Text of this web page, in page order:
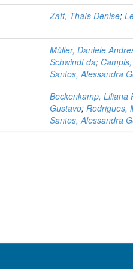
Zatt, Thaís Denise;
Müller, Daniele
Schwindt da;
Santos, Alessandra
Beckenkamp, Liliana
Gustavo;Rodrigues,
Santos, Alessandra